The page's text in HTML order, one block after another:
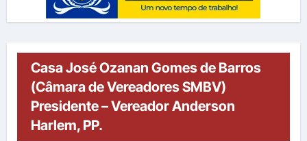
Casa José Ozanan Gomes de Barros
(Câmara de Vereadores SMBV)
Presidente – Vereador Anderson
Harlem, PP.